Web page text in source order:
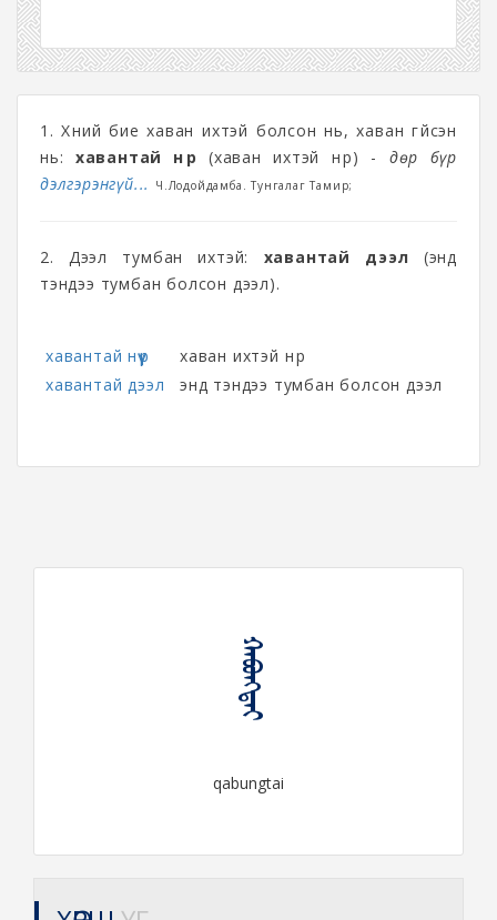
1. Хүний бие хаван ихтэй болсон нь, хаван гүйсэн
нь: хавантай нүүр (хаван ихтэй нүүр) - Өдөр бүр
дэлгэрэнгүй...
Ч.Лодойдамба. Тунгалаг Тамир;
2. Дээл тумбан ихтэй: хавантай дээл (энд
тэндээ тумбан болсон дээл).
хавантай нүүр
хаван ихтэй нүүр
хавантай дээл
энд тэндээ тумбан болсон дээл
ᠬᠠᠪᠤᠩᠲᠠᠢ
qabungtai